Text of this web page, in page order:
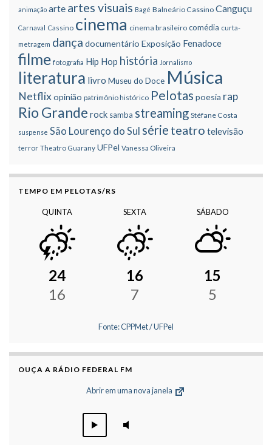
animação arte artes visuais Bagé Balneário Cassino Canguçu
Carnaval Cassino cinema cinema brasileiro comédia curta-
metragem dança documentário Exposição Fenadoce
filme fotografia Hip Hop história Jornalismo
literatura livro Museu do Doce Música
Netflixopinião patrimônio histórico Pelotas poesia rap
Rio Grande rock samba streaming Stéfane Costa
suspense São Lourenço do Sul série teatro televisão
terror Theatro Guarany UFPel Vanessa Oliveira
TEMPO EM PELOTAS/RS
QUINTA
24
16
SEXTA
16
7
SÁBADO
15
5
Fonte: CPPMet / UFPel
OUÇA A RÁDIO FEDERAL FM
Abrir em uma nova janela